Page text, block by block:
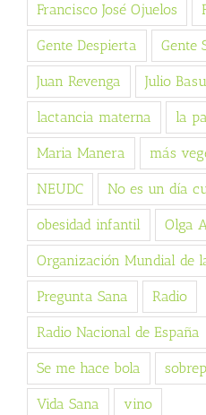
Francisco José Ojuelos
Gente Despierta Gente
Juan Revenga Julio
lactancia materna la
Maria Manera más
NEUDC No es un día
obesidad infantil Olga
Organización Mundial de
Pregunta Sana Radio
Radio Nacional de España
Se me hace bola
Vida Sana vino